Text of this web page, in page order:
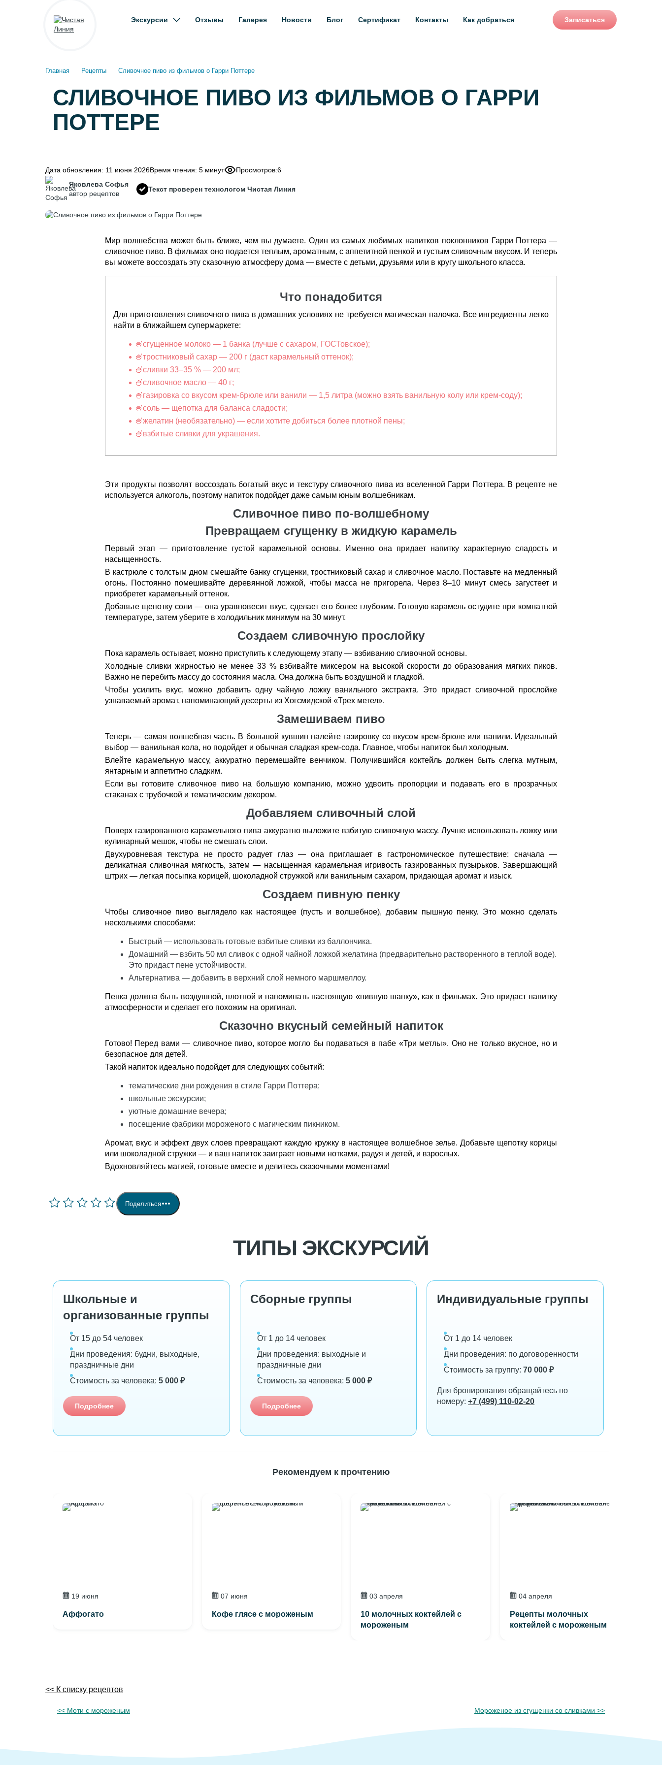
Экскурсии Отзывы Галерея Новости Блог Сертификат Контакты Как добраться Записаться
Главная Рецепты Сливочное пиво из фильмов о Гарри Поттере
СЛИВОЧНОЕ ПИВО ИЗ ФИЛЬМОВ О ГАРРИ
ПОТТЕРЕ
Дата обновления: 11 июня 2026Время чтения: 5 минут Просмотров:6
Яковлева Софья
автор рецептов
Текст проверен технологом Чистая Линия
Мир волшебства может быть ближе, чем вы думаете. Один из самых любимых напитков поклонников Гарри Поттера —
сливочное пиво. В фильмах оно подается теплым, ароматным, с аппетитной пенкой и густым сливочным вкусом. И теперь
вы можете воссоздать эту сказочную атмосферу дома — вместе с детьми, друзьями или в кругу школьного класса.
Что понадобится
Для приготовления сливочного пива в домашних условиях не требуется магическая палочка. Все ингредиенты легко
найти в ближайшем супермаркете:
сгущенное молоко — 1 банка (лучше с сахаром, ГОСТовское);
тростниковый сахар — 200 г (даст карамельный оттенок);
сливки 33–35 % — 200 мл;
сливочное масло — 40 г;
газировка со вкусом крем-брюле или ванили — 1,5 литра (можно взять ванильную колу или крем-соду);
соль — щепотка для баланса сладости;
желатин (необязательно) — если хотите добиться более плотной пены;
взбитые сливки для украшения.
Эти продукты позволят воссоздать богатый вкус и текстуру сливочного пива из вселенной Гарри Поттера. В рецепте не
используется алкоголь, поэтому напиток подойдет даже самым юным волшебникам.
Сливочное пиво по-волшебному
Превращаем сгущенку в жидкую карамель
Первый этап — приготовление густой карамельной основы. Именно она придает напитку характерную сладость и
насыщенность.
В кастрюле с толстым дном смешайте банку сгущенки, тростниковый сахар и сливочное масло. Поставьте на медленный
огонь. Постоянно помешивайте деревянной ложкой, чтобы масса не пригорела. Через 8–10 минут смесь загустеет и
приобретет карамельный оттенок.
Добавьте щепотку соли — она уравновесит вкус, сделает его более глубоким. Готовую карамель остудите при комнатной
температуре, затем уберите в холодильник минимум на 30 минут.
Создаем сливочную прослойку
Пока карамель остывает, можно приступить к следующему этапу — взбиванию сливочной основы.
Холодные сливки жирностью не менее 33 % взбивайте миксером на высокой скорости до образования мягких пиков.
Важно не перебить массу до состояния масла. Она должна быть воздушной и гладкой.
Чтобы усилить вкус, можно добавить одну чайную ложку ванильного экстракта. Это придаст сливочной прослойке
узнаваемый аромат, напоминающий десерты из Хогсмидской «Трех метел».
Замешиваем пиво
Теперь — самая волшебная часть. В большой кувшин налейте газировку со вкусом крем-брюле или ванили. Идеальный
выбор — ванильная кола, но подойдет и обычная сладкая крем-сода. Главное, чтобы напиток был холодным.
Влейте карамельную массу, аккуратно перемешайте венчиком. Получившийся коктейль должен быть слегка мутным,
янтарным и аппетитно сладким.
Если вы готовите сливочное пиво на большую компанию, можно удвоить пропорции и подавать его в прозрачных
стаканах с трубочкой и тематическим декором.
Добавляем сливочный слой
Поверх газированного карамельного пива аккуратно выложите взбитую сливочную массу. Лучше использовать ложку или
кулинарный мешок, чтобы не смешать слои.
Двухуровневая текстура не просто радует глаз — она приглашает в гастрономическое путешествие: сначала —
деликатная сливочная мягкость, затем — насыщенная карамельная игривость газированных пузырьков. Завершающий
штрих — легкая посыпка корицей, шоколадной стружкой или ванильным сахаром, придающая аромат и изыск.
Создаем пивную пенку
Чтобы сливочное пиво выглядело как настоящее (пусть и волшебное), добавим пышную пенку. Это можно сделать
несколькими способами:
Быстрый — использовать готовые взбитые сливки из баллончика.
Домашний — взбить 50 мл сливок с одной чайной ложкой желатина (предварительно растворенного в теплой воде).
Это придаст пене устойчивости.
Альтернатива — добавить в верхний слой немного маршмеллоу.
Пенка должна быть воздушной, плотной и напоминать настоящую «пивную шапку», как в фильмах. Это придаст напитку
атмосферности и сделает его похожим на оригинал.
Сказочно вкусный семейный напиток
Готово! Перед вами — сливочное пиво, которое могло бы подаваться в пабе «Три метлы». Оно не только вкусное, но и
безопасное для детей.
Такой напиток идеально подойдет для следующих событий:
тематические дни рождения в стиле Гарри Поттера;
школьные экскурсии;
уютные домашние вечера;
посещение фабрики мороженого с магическим пикником.
Аромат, вкус и эффект двух слоев превращают каждую кружку в настоящее волшебное зелье. Добавьте щепотку корицы
или шоколадной стружки — и ваш напиток заиграет новыми нотками, радуя и детей, и взрослых.
Вдохновляйтесь магией, готовьте вместе и делитесь сказочными моментами!
Поделиться
ТИПЫ ЭКСКУРСИЙ
Школьные и
организованные группы
От 15 до 54 человек
Дни проведения: будни, выходные,
праздничные дни
Стоимость за человека: 5 000 ₽
Подробнее
Сборные группы
От 1 до 14 человек
Дни проведения: выходные и
праздничные дни
Стоимость за человека: 5 000 ₽
Подробнее
Индивидуальные группы
От 1 до 14 человек
Дни проведения: по договоренности
Стоимость за группу:70 000 ₽
Для бронирования обращайтесь по
номеру:+7 (499) 110-02-20
Рекомендуем к прочтению
Аффогато
19 июня
Аффогато
Кофе глясе с мороженым
07 июня
Кофе глясе с мороженым
10 молочных коктейлей с мороженым
03 апреля
10 молочных коктейлей с
мороженым
Рецепты молочных коктейлей с мороженым
04 апреля
Рецепты молочных
коктейлей с мороженым
<< К списку рецептов
<< Моти с мороженым Мороженое из сгущенки со сливками >>